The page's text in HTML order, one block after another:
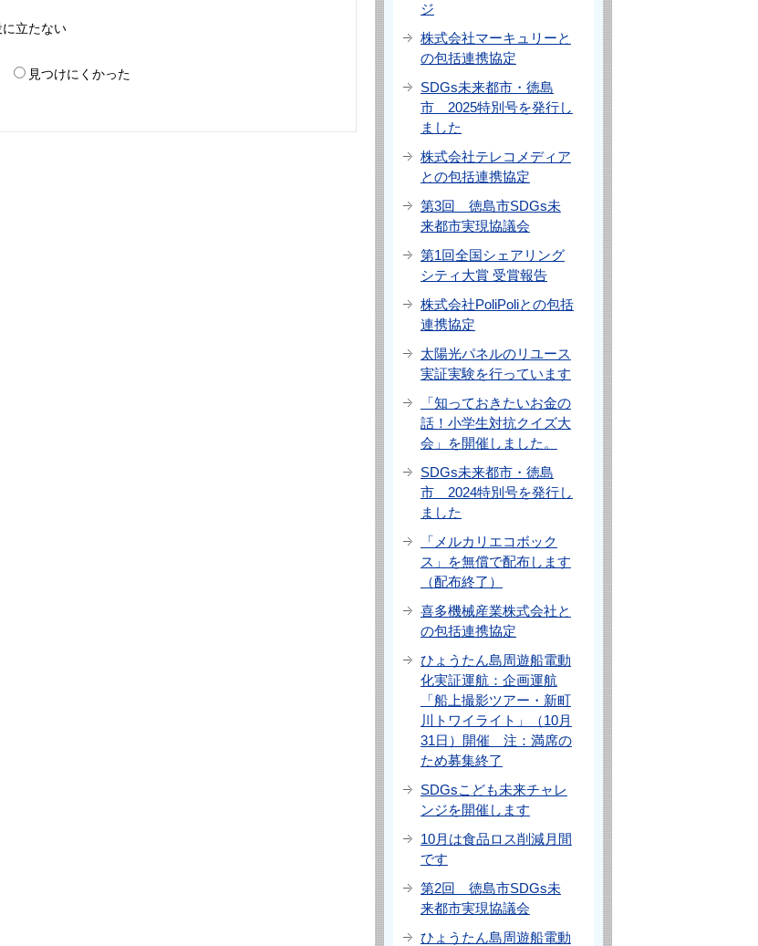
に立たない
見つけにくかった
ジ
株式会社マーキュリーと
の包括連携協定
SDGs未来都市・徳島
市 2025特別号を発行し
ました
株式会社テレコメディア
との包括連携協定
第3回 徳島市SDGs未
来都市実現協議会
第1回全国シェアリング
シティ大賞 受賞報告
株式会社PoliPoliとの包括
連携協定
太陽光パネルのリユース
実証実験を行っています
「知っておきたいお金の
話！小学生対抗クイズ大
会」を開催しました。
SDGs未来都市・徳島
市 2024特別号を発行し
ました
「メルカリエコボック
ス」を無償で配布します
（配布終了）
喜多機械産業株式会社と
の包括連携協定
ひょうたん島周遊船電動
化実証運航：企画運航
「船上撮影ツアー・新町
川トワイライト」（10月
31日）開催 注：満席の
ため募集終了
SDGsこども未来チャレ
ンジを開催します
10月は食品ロス削減月間
です
第2回 徳島市SDGs未
来都市実現協議会
ひょうたん島周遊船電動